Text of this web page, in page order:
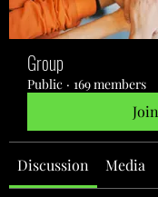
Group
Public · 169 members
Join
Discussion Media